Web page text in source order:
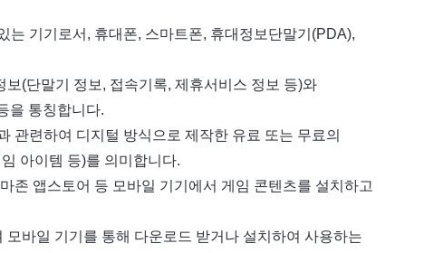
는 기기로서, 휴대폰, 스마트폰, 휴대정보단말기(PDA),
(단말기 정보, 접속기록, 제휴서비스 정보 등)와
을 통칭합니다.
관련하여 디지털 방식으로 제작한 유료 또는 무료의
아이템 등)를 의미합니다.
존 앱스토어 등 모바일 기기에서 게임 콘텐츠를 설치하고
바일 기기를 통해 다운로드 받거나 설치하여 사용하는